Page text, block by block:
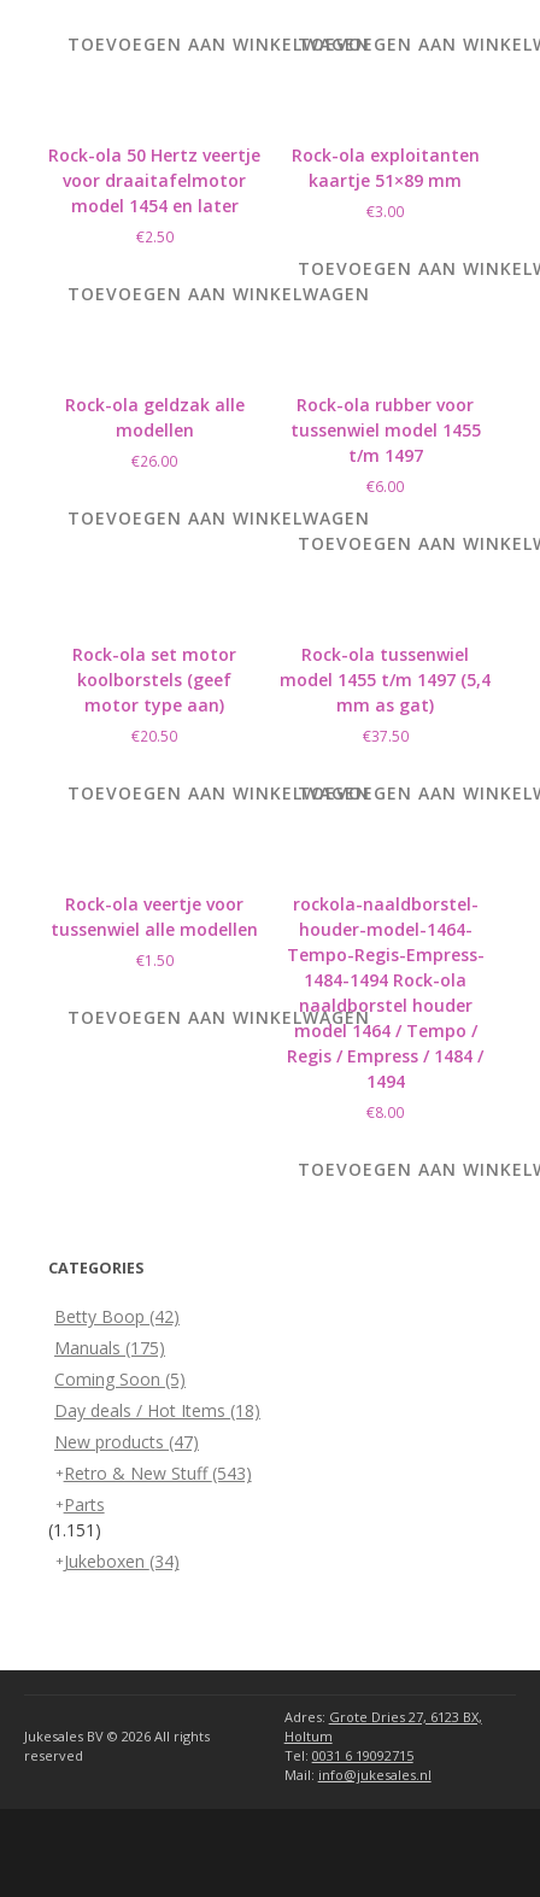
TOEVOEGEN AAN WINKELWAGEN
€115.00.€89.00.
TOEVOEGEN AAN
Rock-ola 50 Hertz veertje
voor draaitafelmotor
model 1454 en later
€2.50
TOEVOEGEN AAN WINKELWAGEN
Rock-ola exploitanten
kaartje 51×89 mm
€3.00
TOEVOEGEN AAN
Rock-ola geldzak alle
modellen
€26.00
TOEVOEGEN AAN WINKELWAGEN
Rock-ola rubber voor
tussenwiel model 1455
t/m 1497
€6.00
TOEVOEGEN AAN
Rock-ola set motor
koolborstels (geef
motor type aan)
€20.50
TOEVOEGEN AAN WINKELWAGEN
Rock-ola tussenwiel
model 1455 t/m 1497 (5,4
mm as gat)
€37.50
TOEVOEGEN AAN
Rock-ola veertje voor
tussenwiel alle modellen
€1.50
TOEVOEGEN AAN WINKELWAGEN
rockola-naaldborstel-
houder-model-1464-
Tempo-Regis-Empress-
1484-1494 Rock-ola
naaldborstel houder
model 1464 / Tempo /
Regis / Empress / 1484 /
1494
€8.00
TOEVOEGEN AAN
CATEGORIES
Betty Boop (42)
Manuals (175)
Coming Soon (5)
Day deals / Hot Items (18)
New products (47)
Retro & New Stuff (543)
Parts
(1.151)
Jukeboxen (34)
Jukesales BV © 2026 All rights
reserved
Adres: Grote Dries 27, 6123 BX,
Holtum
Tel: 0031 6 19092715
Mail: info@jukesales.nl